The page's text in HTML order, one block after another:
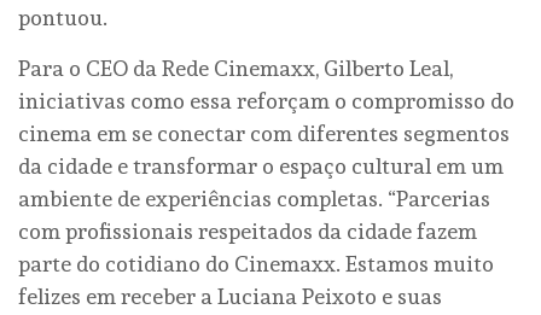
pontuou.
Para o CEO da Rede Cinemaxx, Gilberto Leal,
iniciativas como essa reforçam o compromisso do
cinema em se conectar com diferentes segmentos
da cidade e transformar o espaço cultural em um
ambiente de experiências completas. “Parcerias
com profissionais respeitados da cidade fazem
parte do cotidiano do Cinemaxx. Estamos muito
felizes em receber a Luciana Peixoto e suas